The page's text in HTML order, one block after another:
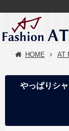
HOME AT
やっぱりシ